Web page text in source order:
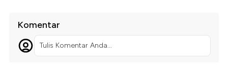
Komentar
Tulis Komentar Anda...